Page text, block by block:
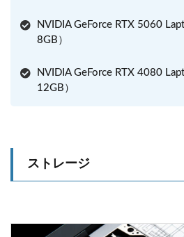
NVIDIA GeForce RTX 5060
8GB）
NVIDIA GeForce RTX 4080
12GB）
ストレージ